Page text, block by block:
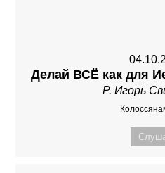
Делай ВСЁ как для
Р. Игорь